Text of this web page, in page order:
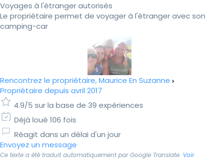
Voyages à l'étranger autorisés
Le propriétaire permet de voyager à l'étranger avec son
camping-car
Rencontrez le propriétaire, Maurice En Suzanne
Propriétaire depuis avril 2017
4.9/5 sur la base de 39 expériences
Déjà loué 106 fois
Réagit dans un délai d'un jour
Envoyez un message
Ce texte a été traduit automatiquement par Google Translate. Voir